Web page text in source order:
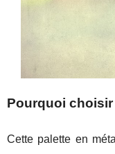
Pourquoi
Cette palette en